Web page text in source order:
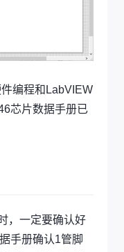
编程和LabVIEW
芯片数据手册已
，一定要确认好
手册确认1管脚